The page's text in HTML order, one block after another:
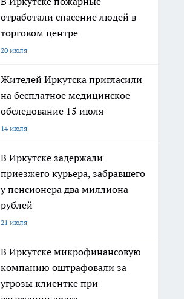
отработали спасение людей в
торговом центре
20 июля
Жителей Иркутска пригласили
на бесплатное медицинское
обследование 15 июля
14 июля
В Иркутске задержали
приезжего курьера, забравшего
у пенсионера два миллиона
рублей
21 июля
В Иркутске микрофинансовую
компанию оштрафовали за
угрозы клиентке при